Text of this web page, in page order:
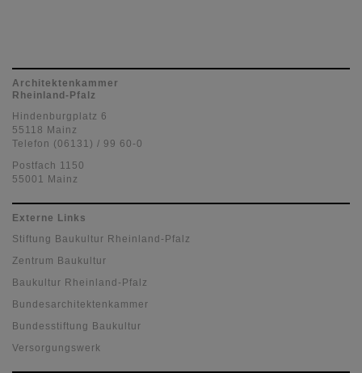
Architektenkammer
Rheinland-Pfalz
Hindenburgplatz 6
55118 Mainz
Telefon (06131) / 99 60-0
Postfach 1150
55001 Mainz
Externe Links
Stiftung Baukultur Rheinland-Pfalz
Zentrum Baukultur
Baukultur Rheinland-Pfalz
Bundesarchitektenkammer
Bundesstiftung Baukultur
Versorgungswerk